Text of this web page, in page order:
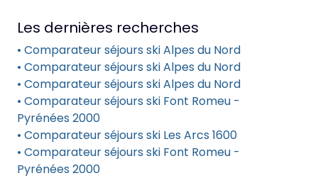
Les dernières recherches
• Comparateur séjours ski Alpes du Nord
• Comparateur séjours ski Alpes du Nord
• Comparateur séjours ski Alpes du Nord
• Comparateur séjours ski Font Romeu -
Pyrénées 2000
• Comparateur séjours ski Les Arcs 1600
• Comparateur séjours ski Font Romeu -
Pyrénées 2000